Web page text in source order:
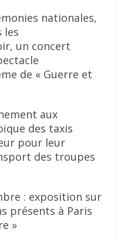
nationales,
les
un concert
de « Guerre et
aux
des taxis
pour leur
des troupes
: exposition sur
présents à Paris
»